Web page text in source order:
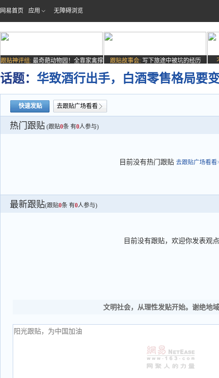
网易首页 应用 无障碍浏览
跟贴神评组: 最奇葩动物园！全靠家禽撑
场子
跟贴故事会: 写下旅途中被坑的经历
话题： 华致酒行出手，白酒零售格局要
快速发贴 去跟贴广场看看
热门跟贴 (跟贴0条 有0人参与)
目前没有热门跟贴 去跟贴广场看看
最新跟贴(跟贴0条 有0人参与)
目前没有跟贴，欢迎你发表观点
文明社会，从理性发贴开始。谢绝地